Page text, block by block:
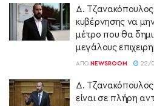
Δ.
κυβέρνησης να
μέτρο που θα
μεγάλους
ΑΠΌ NEWSROOM 22/
Δ.
είναι σε πλήρη